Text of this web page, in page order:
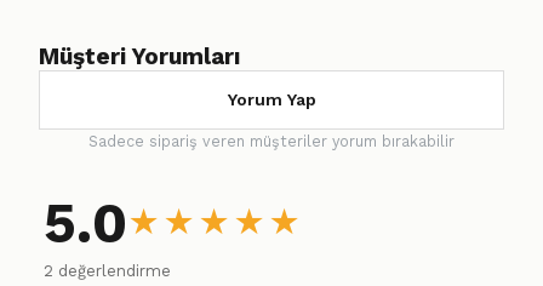
Müşteri Yorumları
Yorum Yap
Sadece sipariş veren müşteriler yorum bırakabilir
5.0★ ★ ★ ★ ★
2 değerlendirme